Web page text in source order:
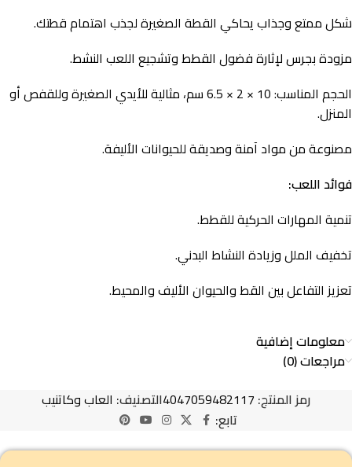
شكل ممتع وجذاب يحاكي القطة الصغيرة لجذب اهتمام قطتك.
مزودة بجرس لإثارة فضول القطط وتشجيع اللعب النشط.
الحجم المناسب: 10 × 2 × 6.5 سم، مثالية للأيدي الصغيرة وللقفص أو
المنزل.
مصنوعة من مواد آمنة وصديقة للحيوانات الأليفة.
فوائد اللعب:
تنمية المهارات الحركية للقطط.
تخفيف الملل وزيادة النشاط البدني.
تعزيز التفاعل بين القط والحيوان الأليف والمحيط.
معلومات إضافية
مراجعات (0)
رمز المنتج: 4047059482117التصنيف: العاب وكاتنيب
تابع: